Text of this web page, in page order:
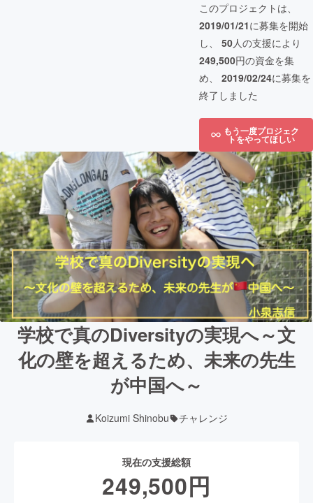
このプロジェクトは、
2019/01/21に募集を開始
し、 50人の支援により
249,500円の資金を集
め、 2019/02/24に募集を
終了しました
もう一度プロジェク
トをやってほしい
学校で真のDiversityの実現へ～文
化の壁を超えるため、未来の先生
が中国へ～
Koizumi Shinobu チャレンジ
現在の支援総額
249,500円